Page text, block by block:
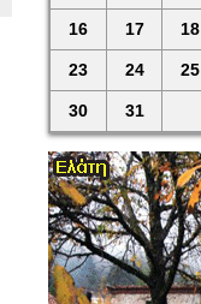
16 17 18
23 24 25
30 31